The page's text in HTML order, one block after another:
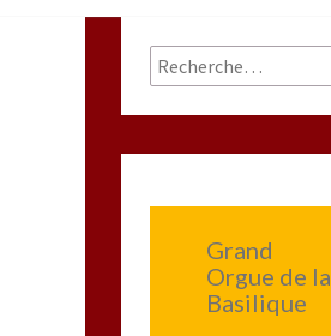
Rechercher :
Grand
Orgue de la
Basilique